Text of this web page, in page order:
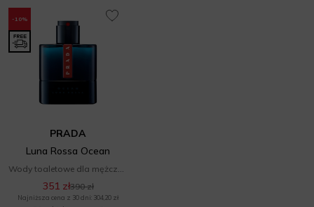
-10%
PRADA
Luna Rossa Ocean
351 zł390 zł
Najniższa cena z 30 dni: 304,20 zł